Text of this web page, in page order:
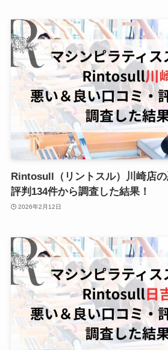
Rintosull（リントスル）川崎店の
評判134件から調査した結果！
2026年2月12日